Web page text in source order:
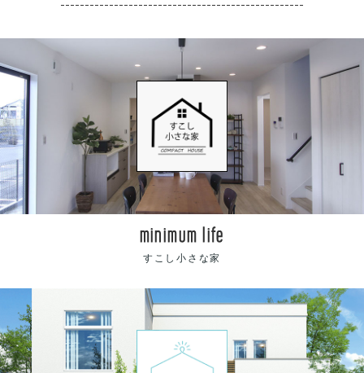
minimum life
すこし小さな家